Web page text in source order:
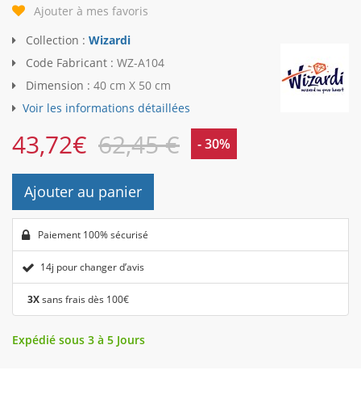
Ajouter à mes favoris
Collection : Wizardi
Code Fabricant : WZ-A104
Dimension : 40 cm X 50 cm
Voir les informations détaillées
43,72€ 62,45 € - 30%
Ajouter au panier
Paiement 100% sécurisé
14j pour changer d’avis
3Xsans frais dès 100€
Expédié sous 3 à 5 Jours